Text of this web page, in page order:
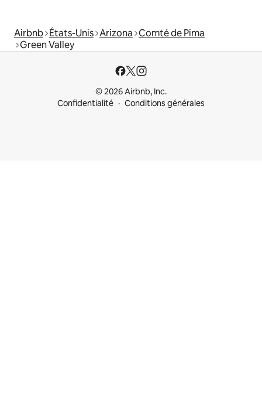
Airbnb États-Unis Arizona Comté de Pima
Green Valley
© 2026 Airbnb, Inc.
Confidentialité
Conditions générales